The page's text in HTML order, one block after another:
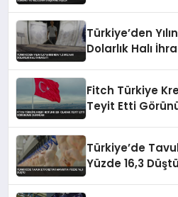
Türkiye’den
Dolarlık Halı
Fitch Türkiye
Teyit Etti
Türkiye’de
Yüzde 16,3 Düştü